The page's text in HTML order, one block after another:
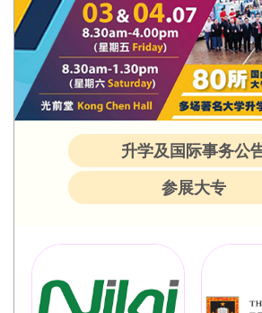
升学及国际事务公
参展大专